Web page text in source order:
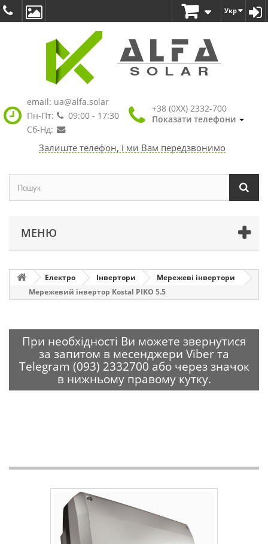
Укр
email: ua@alfa.solar
Пн-Пт:
09:00 - 17:30
Сб-Нд:
+38 (0XX) 2332-700
Показати телефони
Залиште телефон, і ми Вам передзвонимо
МЕНЮ
Електро Інвертори
Мережеві інвертори
Мережевий інвертор Kostal PIKO 5.5
При необхідності Ви можете звернутися
за запитом в месенджери Viber та
Telegram (093) 2332700 або через значок
в нижньому правому кутку.